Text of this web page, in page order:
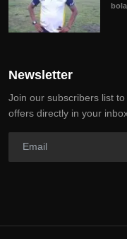
Newsletter
Join our subscribers list
offers directly in your